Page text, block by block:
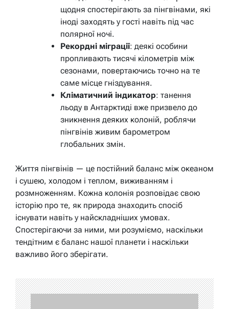
щодня спостерігають за пінгвінами, які
іноді заходять у гості навіть під час
полярної ночі.
Рекордні міграції: деякі особини
пропливають тисячі кілометрів між
сезонами, повертаючись точно на те
саме місце гніздування.
Кліматичний індикатор: танення
льоду в Антарктиді вже призвело до
зникнення деяких колоній, роблячи
пінгвінів живим барометром
глобальних змін.
Життя пінгвінів — це постійний баланс між океаном
і сушею, холодом і теплом, виживанням і
розмноженням. Кожна колонія розповідає свою
історію про те, як природа знаходить спосіб
існувати навіть у найскладніших умовах.
Спостерігаючи за ними, ми розуміємо, наскільки
тендітним є баланс нашої планети і наскільки
важливо його зберігати.